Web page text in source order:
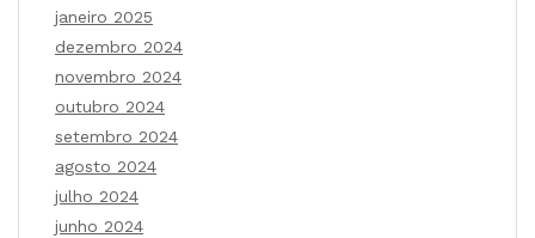
janeiro 2025
dezembro 2024
novembro 2024
outubro 2024
setembro 2024
agosto 2024
julho 2024
junho 2024